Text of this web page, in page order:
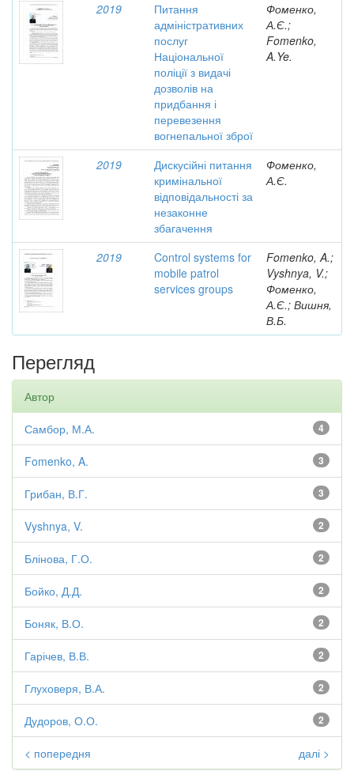
2019
Питання
адміністративних
послуг
Національної
поліції з видачі
дозволів на
придбання і
перевезення
вогнепальної зброї
Фоменко,
А.Є.;
Fomenko,
A.Ye.
2019
Дискусійні питання
кримінальної
відповідальності за
незаконне
збагачення
Фоменко,
А.Є.
2019
Control systems for
mobile patrol
services groups
Fomenko, A.;
Vyshnya, V.;
Фоменко,
А.Є.; Вишня,
В.Б.
Перегляд
Автор
4
Самбор, М.А.
3
Fomenko, A.
3
Грибан, В.Г.
2
Vyshnya, V.
2
Блінова, Г.О.
2
Бойко, Д.Д.
2
Боняк, В.О.
2
Гарічев, В.В.
2
Глуховеря, В.А.
2
Дудоров, О.О.
< попередня далі >